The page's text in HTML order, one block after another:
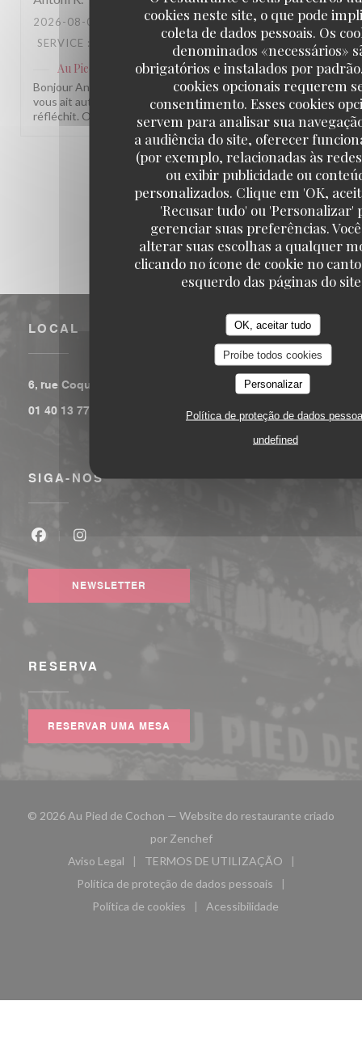
cookies neste site, o que pode
coleta de dados pessoais. Os
denominados «necessários»
obrigatórios e instalados por
cookies opcionais requerem
consentimento. Esses cookies
servem para analisar sua
a audiência do site, oferecer
(por exemplo, relacionadas às
ou exibir publicidade ou
personalizados. Clique em 'OK,
'Recusar tudo' ou 'Personalizar'
gerenciar suas preferências.
alterar suas escolhas a qualquer
clicando no ícone de cookie no
esquerdo das páginas do
OK, aceitar tudo
Proíbe todos cookies
Personalizar
Política de proteção de dados
undefined
2026-08-05
- 20:30 - GUESTS 3
SERVICE : : MENU : /5 QUALITY_PRICE
Au Pied de Cochonhas responded to the review
Bonjour Antoni, Merci pour ce retour sincère ! Nous sommes
vous ait autant plu. Pour le rapport qualité/prix, on entend votre
réfléchit. On espère vous revoir bientôt ! L'équipe Au Pied de
1 2 3
LOCAL
6, rue Coquillière 75001 Paris ((abre numa nova janela))
01 40 13 77 00
SIGA-NOS
NEWSLETTER
RESERVA
RESERVAR UMA MESA
© 2026 Au Pied de Cochon — Website do restaurante criado
por Zenchef((abre numa nova janela))
Aviso Legal
((abre numa nova janela))
TERMOS DE UTILIZAÇÃO
((abre numa nova janela))
Política de proteção de dados pessoais
((abre numa nova janela))
Política de cookies
((abre numa nova janela))
Acessibilidade